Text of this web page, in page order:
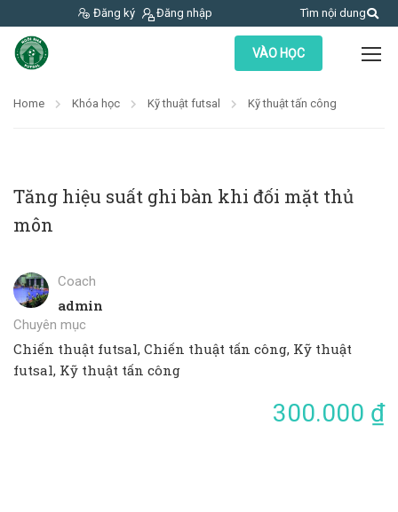
Đăng ký Đăng nhập Tìm nội dung
VÀO HỌC
Home Khóa học Kỹ thuật futsal Kỹ thuật tấn công
Tăng hiệu suất ghi bàn khi đối mặt thủ
môn
Coach
admin
Chuyên mục
Chiến thuật futsal, Chiến thuật tấn công, Kỹ thuật
futsal, Kỹ thuật tấn công
300.000 ₫